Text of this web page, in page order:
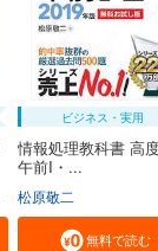
ビジネス・実用
情報処理教科書 高
午前I・...
松原敬二
無料で読む